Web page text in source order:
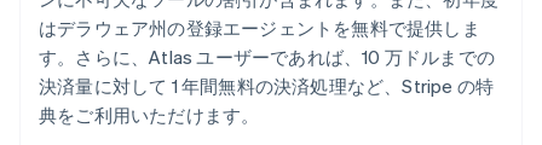
はデラウェア州の登録エージェントを無料で提供しま
す。さらに、Atlas ユーザーであれば、10 万ドルまでの
決済量に対して 1 年間無料の決済処理など、Stripe の特
典をご利用いただけます。